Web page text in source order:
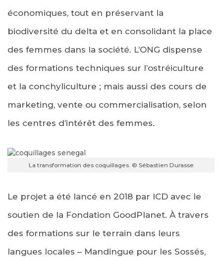
économiques, tout en préservant la
biodiversité du delta et en consolidant la place
des femmes dans la société. L’ONG dispense
des formations techniques sur l’ostréiculture
et la conchyliculture ; mais aussi des cours de
marketing, vente ou commercialisation, selon
les centres d’intérêt des femmes.
La transformation des coquillages. © Sébastien Durasse
Le projet a été lancé en 2018 par ICD avec le
soutien de la Fondation GoodPlanet. À travers
des formations sur le terrain dans leurs
langues locales – Mandingue pour les Sossés,